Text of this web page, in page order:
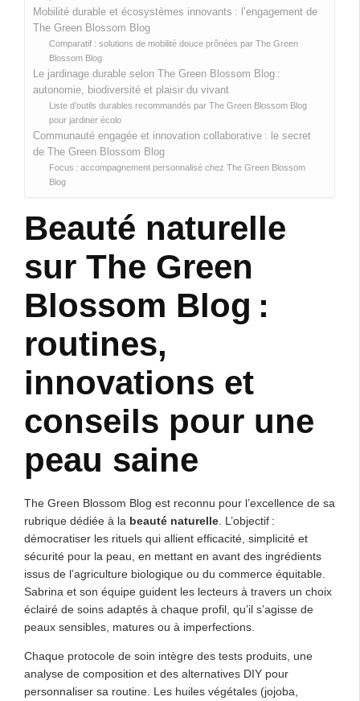
Mobilité durable et écosystèmes innovants : l’engagement de
The Green Blossom Blog
Comparatif : solutions de mobilité douce prônées par The Green
Blossom Blog
Le jardinage durable selon The Green Blossom Blog :
autonomie, biodiversité et plaisir du vivant
Liste d’outils durables recommandés par The Green Blossom Blog
pour jardiner écolo
Communauté engagée et innovation collaborative : le secret
de The Green Blossom Blog
Focus : accompagnement personnalisé chez The Green Blossom
Blog
Beauté naturelle
sur The Green
Blossom Blog :
routines,
innovations et
conseils pour une
peau saine
The Green Blossom Blog est reconnu pour l’excellence de sa
rubrique dédiée à la beauté naturelle . L’objectif :
démocratiser les rituels qui allient efficacité, simplicité et
sécurité pour la peau, en mettant en avant des ingrédients
issus de l’agriculture biologique ou du commerce équitable.
Sabrina et son équipe guident les lecteurs à travers un choix
éclairé de soins adaptés à chaque profil, qu’il s’agisse de
peaux sensibles, matures ou à imperfections.
Chaque protocole de soin intègre des tests produits, une
analyse de composition et des alternatives DIY pour
personnaliser sa routine. Les huiles végétales (jojoba,